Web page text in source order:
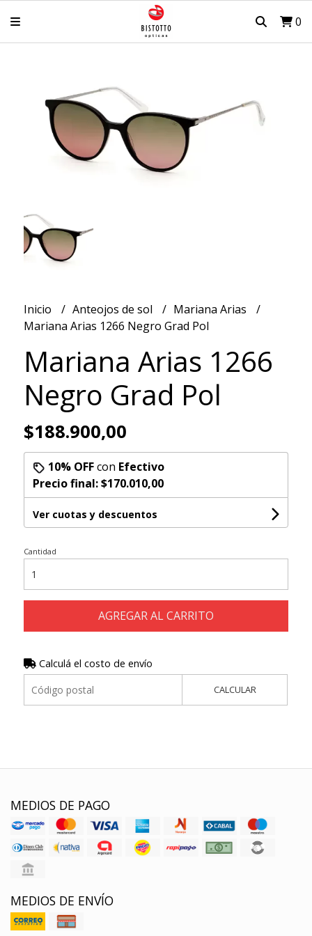
0
Inicio Anteojos de sol
Mariana Arias
Mariana Arias 1266 Negro Grad Pol
Mariana Arias 1266
Negro Grad Pol
$188.900,00
10% OFFcon Efectivo
Precio final:$170.010,00
Ver cuotas y descuentos
Cantidad
AGREGAR AL CARRITO
Calculá el costo de envío
CALCULAR
MEDIOS DE PAGO
MEDIOS DE ENVÍO